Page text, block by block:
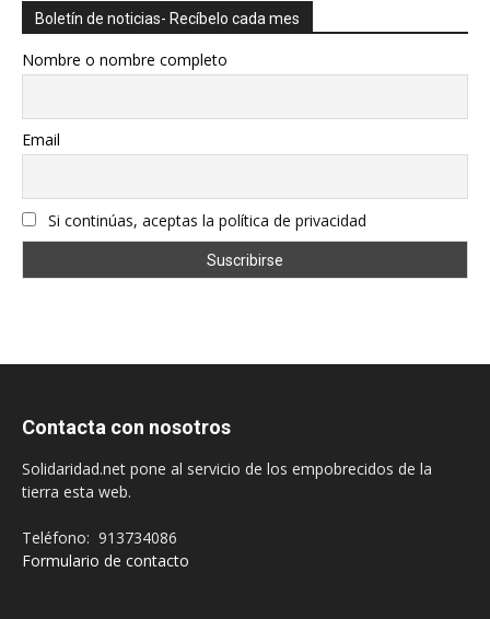
Boletín de noticias- Recíbelo cada mes
Nombre o nombre completo
Email
Si continúas, aceptas la política de privacidad
Contacta con nosotros
Solidaridad.net pone al servicio de los empobrecidos de la
tierra esta web.
Teléfono: 913734086
Formulario de contacto